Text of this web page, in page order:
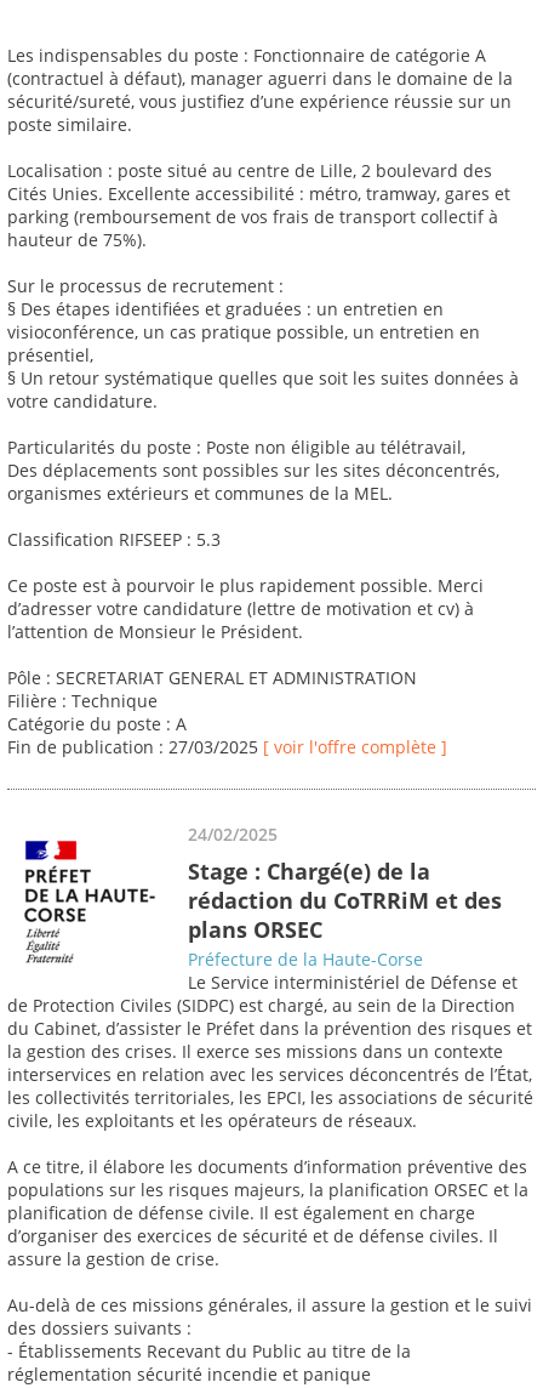
Les indispensables du poste : Fonctionnaire de catégorie A
(contractuel à défaut), manager aguerri dans le domaine de la
sécurité/sureté, vous justifiez d’une expérience réussie sur un
poste similaire.
Localisation : poste situé au centre de Lille, 2 boulevard des
Cités Unies. Excellente accessibilité : métro, tramway, gares et
parking (remboursement de vos frais de transport collectif à
hauteur de 75%).
Sur le processus de recrutement :
§ Des étapes identifiées et graduées : un entretien en
visioconférence, un cas pratique possible, un entretien en
présentiel,
§ Un retour systématique quelles que soit les suites données à
votre candidature.
Particularités du poste : Poste non éligible au télétravail,
Des déplacements sont possibles sur les sites déconcentrés,
organismes extérieurs et communes de la MEL.
Classification RIFSEEP : 5.3
Ce poste est à pourvoir le plus rapidement possible. Merci
d’adresser votre candidature (lettre de motivation et cv) à
l’attention de Monsieur le Président.
Pôle : SECRETARIAT GENERAL ET ADMINISTRATION
Filière : Technique
Catégorie du poste : A
Fin de publication : 27/03/2025 [ voir l'offre complète ]
24/02/2025
Stage : Chargé(e) de la
rédaction du CoTRRiM et des
plans ORSEC
Préfecture de la Haute-Corse
Le Service interministériel de Défense et
de Protection Civiles (SIDPC) est chargé, au sein de la Direction
du Cabinet, d’assister le Préfet dans la prévention des risques et
la gestion des crises. Il exerce ses missions dans un contexte
interservices en relation avec les services déconcentrés de l’État,
les collectivités territoriales, les EPCI, les associations de sécurité
civile, les exploitants et les opérateurs de réseaux.
A ce titre, il élabore les documents d’information préventive des
populations sur les risques majeurs, la planification ORSEC et la
planification de défense civile. Il est également en charge
d’organiser des exercices de sécurité et de défense civiles. Il
assure la gestion de crise.
Au-delà de ces missions générales, il assure la gestion et le suivi
des dossiers suivants :
- Établissements Recevant du Public au titre de la
réglementation sécurité incendie et panique